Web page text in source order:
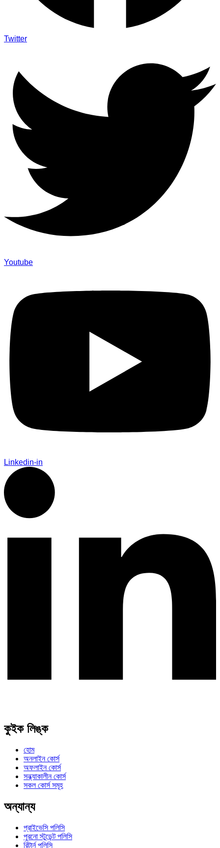
Twitter
Youtube
Linkedin-in
কুইক লিঙ্ক
হোম
অনলাইন কোর্স
অফলাইন কোর্স
সন্ধ্যাকালীন কোর্স
সকল কোর্স সমূহ
অন্যান্য
প্রাইভেসি পলিসি
পুরনো স্টুডেন্ট পলিসি
রিটার্ন পলিসি